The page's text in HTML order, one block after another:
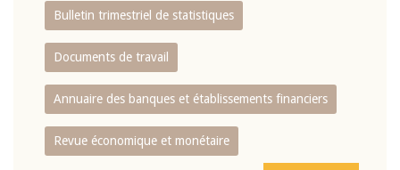
Bulletin trimestriel de statistiques
Documents de travail
Annuaire des banques et établissements financiers
Revue économique et monétaire